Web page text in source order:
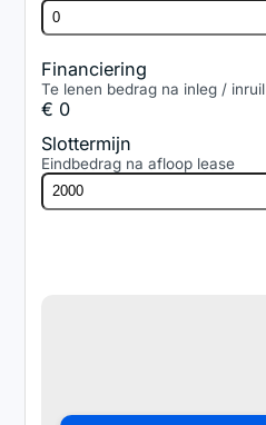
Financiering
Te lenen bedrag na inleg / inruil
€ 0
Slottermijn
Eindbedrag na afloop lease